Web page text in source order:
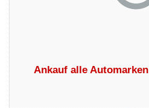
Ankauf alle Automarken